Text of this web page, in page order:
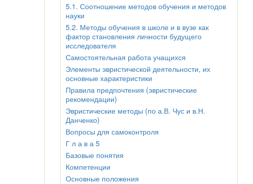
5.1. Соотношение методов обучения и методов
науки
5.2. Методы обучения в школе и в вузе как
фактор становления личности будущего
исследователя
Самостоятельная работа учащихся
Элементы эвристической деятельности, их
основные характеристики
Правила предпочтения (эвристические
рекомендации)
Эвристические методы (по а.В. Чус и в.Н.
Данченко)
Вопросы для самоконтроля
Г л а в а 5
Базовые понятия
Компетенции
Основные положения